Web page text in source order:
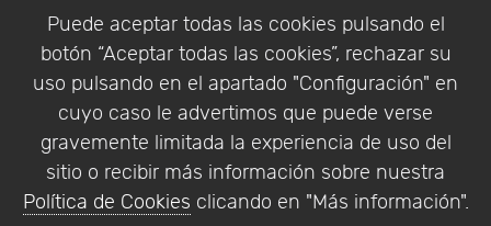
Puede aceptar todas las cookies pulsando el
botón “Aceptar todas las cookies”, rechazar su
uso pulsando en el apartado "Configuración" en
cuyo caso le advertimos que puede verse
gravemente limitada la experiencia de uso del
sitio o recibir más información sobre nuestra
Política de Cookies clicando en "Más información".
Leaflet |Map data ©OpenStreetMap contributors,CC-BY-SA,
Imagery ©Mapbox